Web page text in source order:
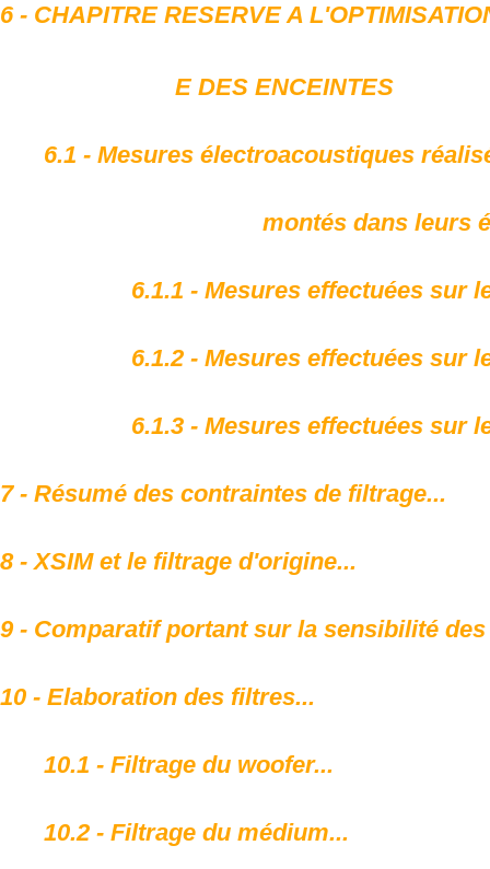
6 - CHAPITRE RESERVE A
E DES ENCEINTES
6.1 - Mesures électroacoustiques
montés dans leurs
6.1.1 - Mesures effectuées sur
6.1.2 - Mesures effectuées sur
6.1.3 - Mesures effectuées sur
7 - Résumé des contraintes de filtrage...
8 - XSIM et le filtrage d'origine...
9 - Comparatif portant sur la sensibilité des
10 - Elaboration des filtres...
10.1 - Filtrage du woofer...
10.2 - Filtrage du médium...